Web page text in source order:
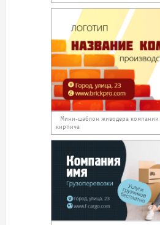
Мини-шаблон живодера компании
кирпича